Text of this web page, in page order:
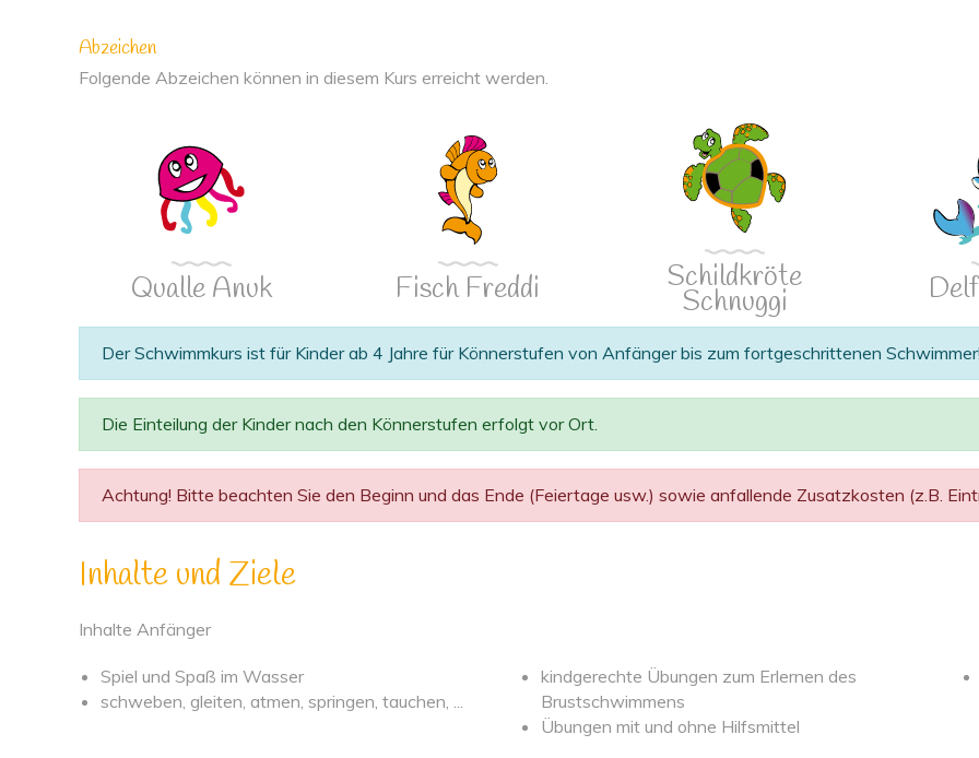
Abzeichen
Folgende Abzeichen können in diesem Kurs erreicht werden.
Qualle Anuk Fisch Freddi Schildkröte
Schnuggi
Der Schwimmkurs ist für Kinder ab 4 Jahre für Könnerstufen von Anfänger bis zum fortgeschrittenen Schwimmer!
Die Einteilung der Kinder nach den Könnerstufen erfolgt vor Ort.
Achtung! Bitte beachten Sie den Beginn und das Ende (Feiertage usw.) sowie anfallende Zusatzkosten (z.B.
Inhalte und Ziele
Inhalte Anfänger
Spiel und Spaß im Wasser
schweben, gleiten, atmen, springen, tauchen, ...
kindgerechte Übungen zum Erlernen des
Brustschwimmens
Übungen mit und ohne Hilfsmittel